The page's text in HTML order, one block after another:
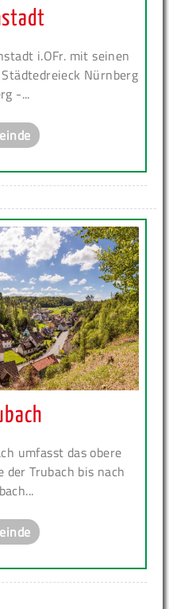
i.OFr. mit seinen
Nürnberg
-...
umfasst das obere
Trubach bis nach